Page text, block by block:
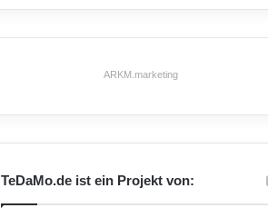
ARKM.marketing
TeDaMo.de ist ein Projekt von: